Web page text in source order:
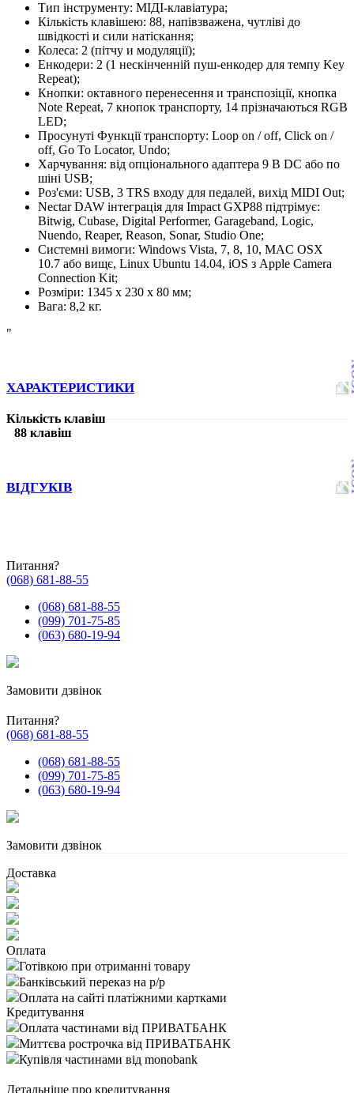
Тип інструменту: МІДІ-клавіатура;
Кількість клавішею: 88, напівзважена, чутліві до
швідкості и сили натіскання;
Колеса: 2 (пітчу и модуляції);
Енкодери: 2 (1 нескінченній пуш-енкодер для темпу Key
Repeat);
Кнопки: октавного перенесення и транспозіції, кнопка
Note Repeat, 7 кнопок транспорту, 14 прізначаються RGB
LED;
Просунуті Функції транспорту: Loop on / off, Click on /
off, Go To Locator, Undo;
Харчування: від опціонального адаптера 9 В DC або по
шіні USB;
Роз'єми: USB, 3 TRS входу для педалей, вихід MIDI Out;
Nectar DAW інтеграція для Impact GXP88 підтрімує:
Bitwig, Cubase, Digital Performer, Garageband, Logic,
Nuendo, Reaper, Reason, Sonar, Studio One;
Системні вимоги: Windows Vista, 7, 8, 10, MAC OSX
10.7 або вищє, Linux Ubuntu 14.04, iOS з Apple Camera
Connection Kit;
Розміри: 1345 x 230 x 80 мм;
Вага: 8,2 кг.
"
ХАРАКТЕРИСТИКИ
Кількість клавіш
88 клавіш
ВІДГУКІВ
Питання?
(068) 681-88-55
(068) 681-88-55
(099) 701-75-85
(063) 680-19-94
Замовити дзвінок
Питання?
(068) 681-88-55
(068) 681-88-55
(099) 701-75-85
(063) 680-19-94
Замовити дзвінок
Доставка
Оплата
Готівкою при отриманні товару
Банківський переказ на р/р
Оплата на сайті платіжними картками
Кредитування
Оплата частинами від ПРИВАТБАНК
Миттєва рострочка від ПРИВАТБАНК
Купівля частинами від monobank
Детальніше про кредитування